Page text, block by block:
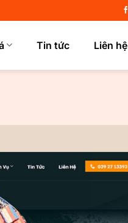
Tin tức Liên hệ